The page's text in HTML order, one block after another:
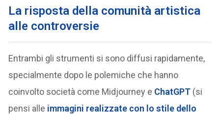
La risposta della comunità artistica
alle controversie
Entrambi gli strumenti si sono diffusi rapidamente,
specialmente dopo le polemiche che hanno
coinvolto società come Midjourney e ChatGPT (si
pensi alle immagini realizzate con lo stile dello